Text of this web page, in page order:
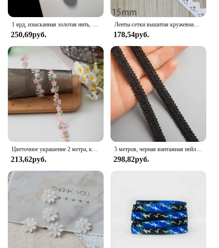
1 ярд, изысканная золотая нить, шнур, Цветочная вышивка, кружевная отделка, ткань для свадебного платья, танцевальная детская одежда, аксессуары
250,69руб.
Ленты-сетки вышитая кружевная ткань, белый хлопок, 5 м/рулон, для самостоятельного украшения, шитья, материалы ручной работы для поделок
178,54руб.
Цветочное украшение 2 метра, кружевная лента, отделка, искусственная ткань, аксессуары для шитья, материалы для шитья
213,62руб.
5 метров, черная винтажная нейлоновая лента из полиэстера шириной 1 см
298,82руб.